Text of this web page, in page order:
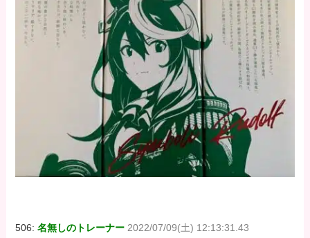
506:名無しのトレーナー 2022/07/09(土) 12:13:31.43